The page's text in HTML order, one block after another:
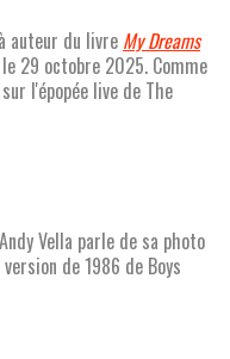
auteur du livre My Dreams
29 octobre 2025. Comme
l'épopée live de The
Vella parle de sa photo
de 1986 de Boys